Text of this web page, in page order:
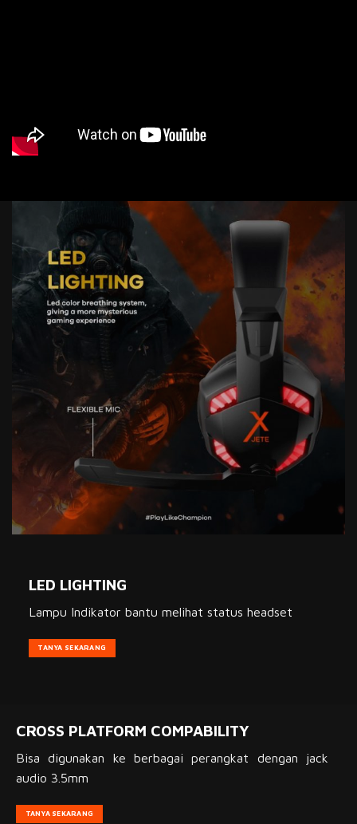
LED LIGHTING
Lampu Indikator bantu melihat status headset
TANYA SEKARANG
CROSS PLATFORM COMPABILITY
Bisa digunakan ke berbagai perangkat dengan jack
audio 3.5mm
TANYA SEKARANG